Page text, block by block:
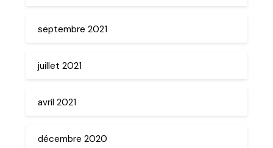
septembre 2021
juillet 2021
avril 2021
décembre 2020